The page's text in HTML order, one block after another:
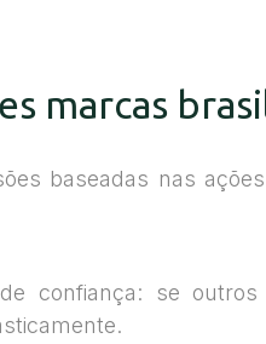
marcas
baseadas nas
confiança: se outros